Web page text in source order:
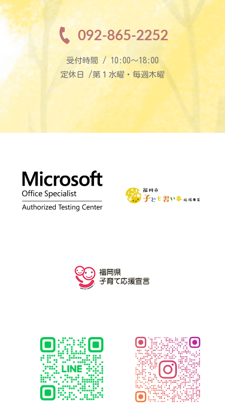
092-865-2252
受付時間 / 10:00〜18:00
定休日 /第１水曜・毎週木曜